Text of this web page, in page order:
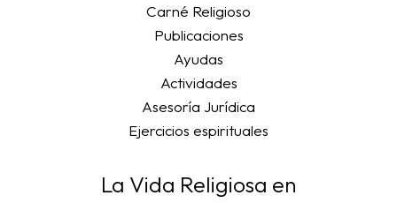
Carné Religioso
Publicaciones
Ayudas
Actividades
Asesoría Jurídica
Ejercicios espirituales
La Vida Religiosa en